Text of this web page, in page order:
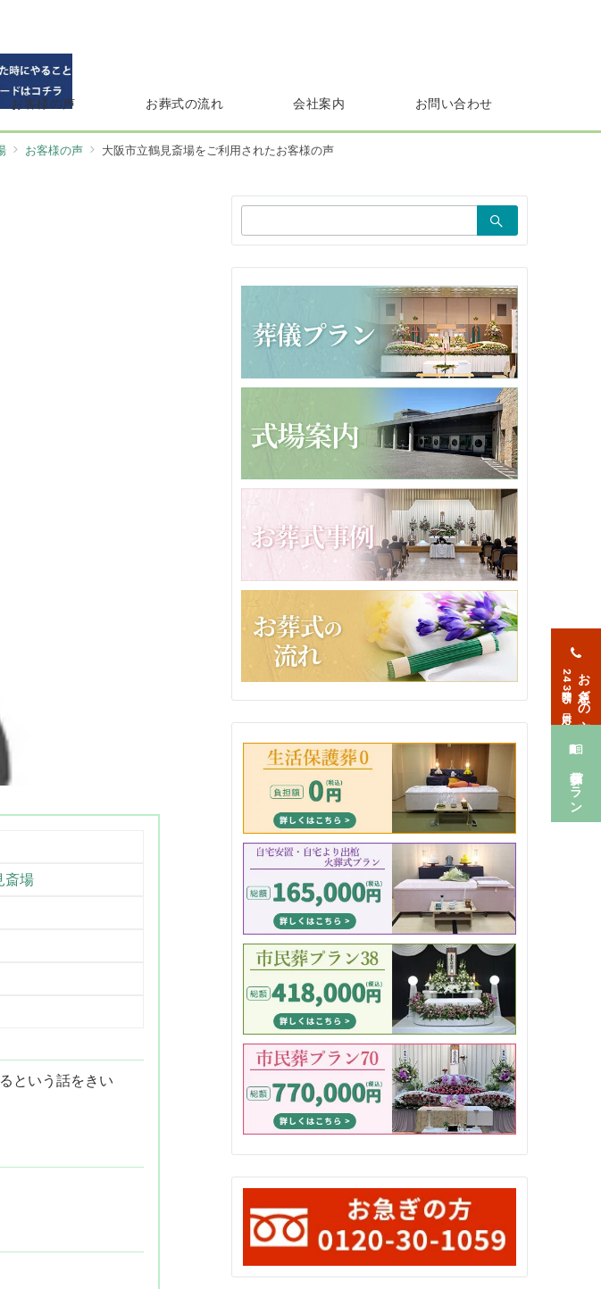
お客様の声 お葬式の流れ 会社案内 お問い合わせ
お客様の声 大阪市立鶴見斎場をご利用されたお客様の声
斎場
という話をきい
索：
お急ぎの方
24時間365日対応
葬儀プラン